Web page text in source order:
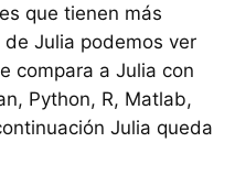
que tienen más
Julia podemos ver
compara a Julia con
Python, R, Matlab,
Julia queda